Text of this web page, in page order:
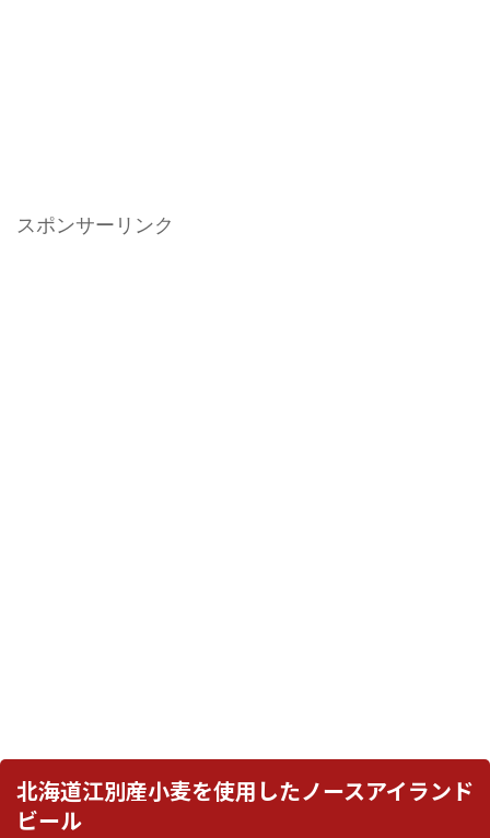
スポンサーリンク
北海道江別産小麦を使用したノースアイランド
ビール